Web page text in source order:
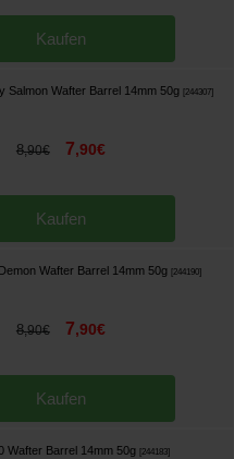
Kaufen
Salmon Wafter Barrel 14mm 50g [244307]
8,90€ 7,90€
Kaufen
Wafter Barrel 14mm 50g [244190]
8,90€ 7,90€
Kaufen
Wafter Barrel 14mm 50g [244183]